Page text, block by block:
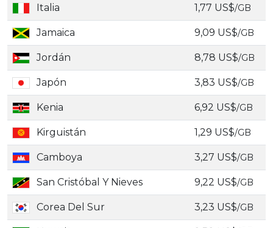
Italia 1,77 US$/GB
Jamaica 9,09 US$/GB
Jordán 8,78 US$/GB
Japón 3,83 US$/GB
Kenia 6,92 US$/GB
Kirguistán 1,29 US$/GB
Camboya 3,27 US$/GB
San Cristóbal Y Nieves 9,22 US$/GB
Corea Del Sur 3,23 US$/GB